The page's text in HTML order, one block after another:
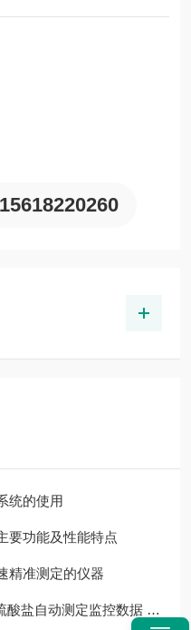
水中过碱量（*和碳酸钠）的
用滴定法进行测量。以某种
，其测量原理是用已知浓度
15618220260
统的使用
要功能及性能特点
精准测定的仪器
动测定监控数据 EDTA滴定